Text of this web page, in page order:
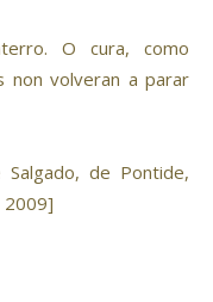
O cura, como
non volveran a parar
, de Pontide,
2009]